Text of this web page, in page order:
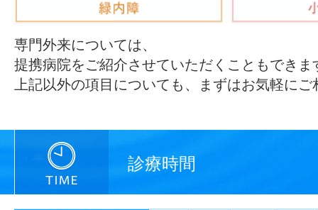
専門外来については、
提携病院をご紹介させていただくこともできま
上記以外の項目についても、まずはお気軽に
診療時間